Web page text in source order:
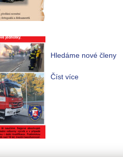
Hledáme nové členy
Číst více